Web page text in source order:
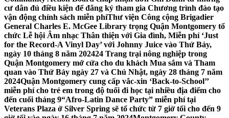
cư dân đủ điều kiện để đăng ký tham gia Chương trình đào tạo
vận động chính sách miễn phíThư viện Công cộng Brigadier
General Charles E. McGee Library trọng Quận Montgomery tổ
chức Lễ hội Âm nhạc Thân thiện với Gia đình, Miễn phí ‘Just
for the Record-A Vinyl Day’ với Johnny Juice vào Thứ Bảy,
ngày 10 tháng 8 năm 202424 Trang trại nông nghiệp trong
Quận Montgomery mở cửa cho du khách Mua sắm và Tham
quan vào Thứ Bảy ngày 27 và Chủ Nhật, ngày 28 tháng 7 năm
2024Quận Montgomery cung cấp vắc-xin ‘Back-to-School’’
miễn phí cho trẻ em trong độ tuổi đi học tại nhiều địa điểm cho
đến cuối tháng 9“Afro-Latin Dance Party” miễn phí tại
Veterans Plaza ở Silver Spring sẽ tổ chức từ 7 giờ tối cho đến 9